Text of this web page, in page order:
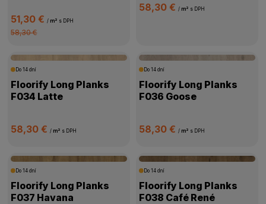
51,30 €/ m² s DPH
58,30 €
58,30 € / m² s DPH
Do 14 dní
Floorify Long Planks
F034 Latte
58,30 €/ m² s DPH
Do 14 dní
Floorify Long Planks
F036 Goose
58,30 € / m² s DPH
Do 14 dní
Floorify Long Planks
F037 Havana
Do 14 dní
Floorify Long Planks
F038 Café René